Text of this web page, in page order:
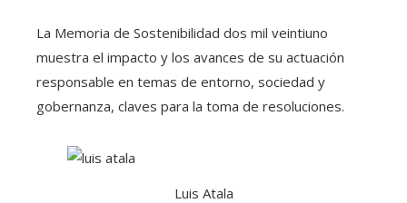
La Memoria de Sostenibilidad dos mil veintiuno
muestra el impacto y los avances de su actuación
responsable en temas de entorno, sociedad y
gobernanza, claves para la toma de resoluciones.
Luis Atala